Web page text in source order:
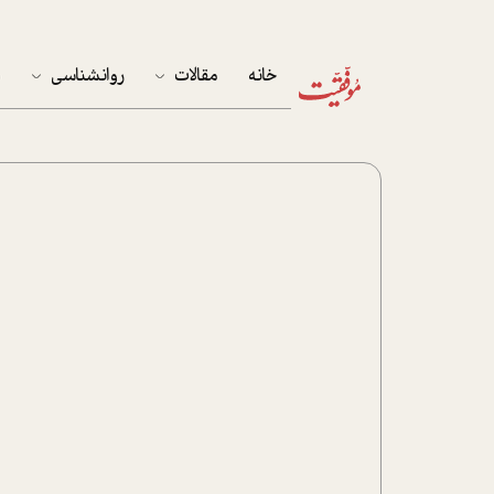
خانه مقالات روانشناسی